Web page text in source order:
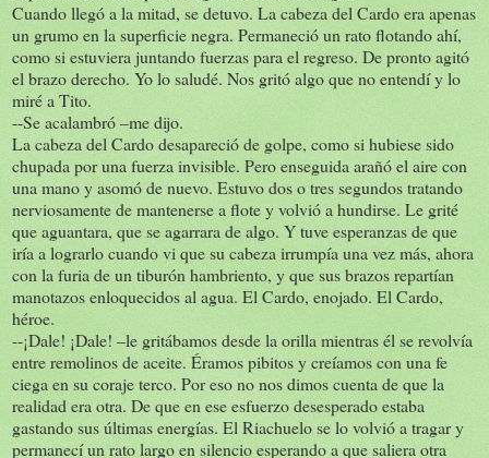
Cuando llegó a la mitad, se detuvo. La cabeza del Cardo era apenas
un grumo en la superficie negra. Permaneció un rato flotando ahí,
como si estuviera juntando fuerzas para el regreso. De pronto agitó
el brazo derecho. Yo lo saludé. Nos gritó algo que no entendí y lo
miré a Tito.
--Se acalambró –me dijo.
La cabeza del Cardo desapareció de golpe, como si hubiese sido
chupada por una fuerza invisible. Pero enseguida arañó el aire con
una mano y asomó de nuevo. Estuvo dos o tres segundos tratando
nerviosamente de mantenerse a flote y volvió a hundirse. Le grité
que aguantara, que se agarrara de algo. Y tuve esperanzas de que
iría a lograrlo cuando vi que su cabeza irrumpía una vez más, ahora
con la furia de un tiburón hambriento, y que sus brazos repartían
manotazos enloquecidos al agua. El Cardo, enojado. El Cardo,
héroe.
--¡Dale! ¡Dale! –le gritábamos desde la orilla mientras él se revolvía
entre remolinos de aceite. Éramos pibitos y creíamos con una fe
ciega en su coraje terco. Por eso no nos dimos cuenta de que la
realidad era otra. De que en ese esfuerzo desesperado estaba
gastando sus últimas energías. El Riachuelo se lo volvió a tragar y
permanecí un rato largo en silencio esperando a que saliera otra